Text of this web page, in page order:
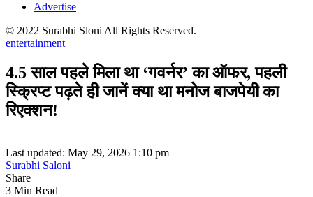
Advertise
© 2022 Surabhi Sloni All Rights Reserved.
entertainment
4.5 साल पहले मिला था ‘गवर्नर’ का ऑफर, पहली
स्क्रिप्ट पढ़ते ही जानें क्या था मनोज बाजपेयी का
रिएक्शन!
Last updated: May 29, 2026 1:10 pm
Surabhi Saloni
Share
3 Min Read